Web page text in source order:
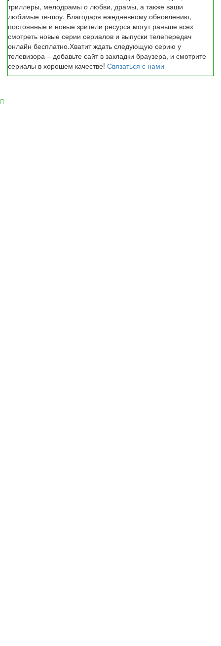
триллеры, мелодрамы о любви, драмы, а также ваши
любимые тв-шоу. Благодаря ежедневному обновлению,
постоянные и новые зрители ресурса могут раньше всех
смотреть новые серии сериалов и выпуски телепередач
онлайн бесплатно.Хватит ждать следующую серию у
телевизора – добавьте сайт в закладки браузера, и смотрите
сериалы в хорошем качестве! Связаться с нами